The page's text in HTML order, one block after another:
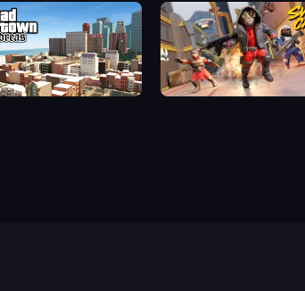
Mad Town Andreas: Mafia Storie SWAT Cats